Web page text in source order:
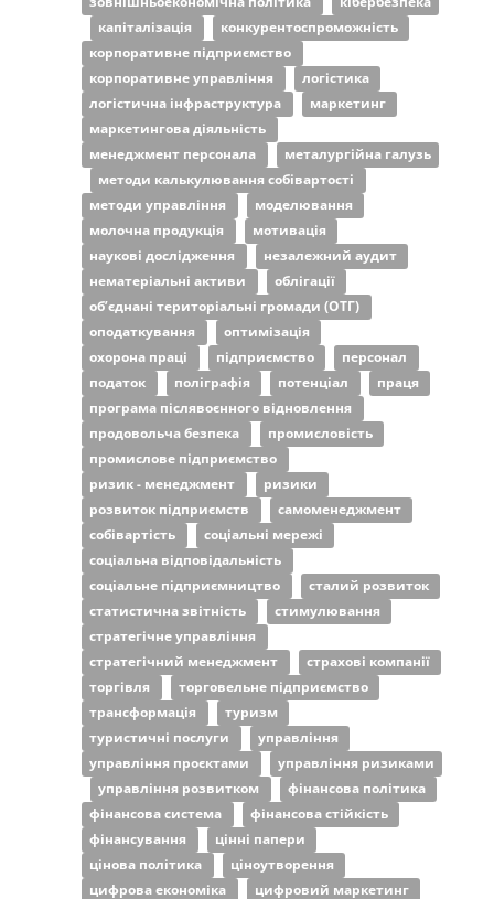
капіталізація
конкурентоспроможність
корпоративне підприємство
корпоративне управління
логістика
логістична інфраструктура
маркетинг
маркетингова діяльність
менеджмент персонала
металургійна галузь
методи калькулювання собівартості
методи управління
моделювання
молочна продукція
мотивація
наукові дослідження
незалежний аудит
нематеріальні активи
облігації
об’єднані територіальні громади (ОТГ)
оподаткування
оптимізація
охорона праці
підприємство
персонал
податок
поліграфія потенціал
праця
програма післявоєнного відновлення
продовольча безпека
промисловість
промислове підприємство
ризик - менеджмент
ризики
розвиток підприємств
самоменеджмент
собівартість
соціальні мережі
соціальна відповідальність
соціальне підприємництво
сталий розвиток
статистична звітність
стимулювання
стратегічне управління
стратегічний менеджмент
страхові компанії
торгівля
торговельне підприємство
трансформація
туризм
туристичні послуги
управління
управління проєктами
управління ризиками
управління розвитком
фінансова політика
фінансова система
фінансова стійкість
фінансування
цінні папери
цінова політика
ціноутворення
цифрова економіка
цифровий маркетинг